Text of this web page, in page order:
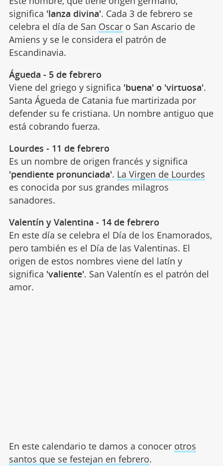
significa 'lanza divina'. Cada 3 de febrero se
celebra el día de San Oscaro San Ascario de
Amiens y se le considera el patrón de
Escandinavia.
Águeda - 5 de febrero
Viene del griego y significa 'buena' o 'virtuosa'.
Santa Águeda de Catania fue martirizada por
defender su fe cristiana. Un nombre antiguo que
está cobrando fuerza.
Lourdes - 11 de febrero
Es un nombre de origen francés y significa
'pendiente pronunciada'. La Virgen de Lourdes
es conocida por sus grandes milagros
sanadores.
Valentín y Valentina - 14 de febrero
En este día se celebra el Día de los Enamorados,
pero también es el Día de las Valentinas. El
origen de estos nombres viene del latín y
significa 'valiente'. San Valentín es el patrón del
amor.
En este calendario te damos a conocer otros
santos que se festejan en febrero.